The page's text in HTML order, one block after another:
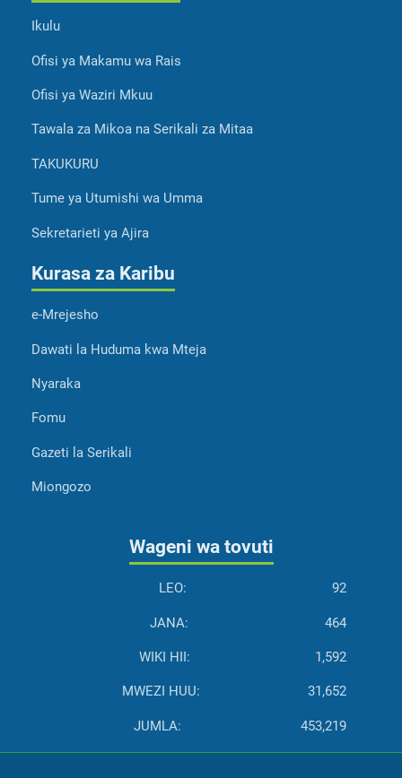
Ikulu
Ofisi ya Makamu wa Rais
Ofisi ya Waziri Mkuu
Tawala za Mikoa na Serikali za Mitaa
TAKUKURU
Tume ya Utumishi wa Umma
Sekretarieti ya Ajira
Kurasa za Karibu
e-Mrejesho
Dawati la Huduma kwa Mteja
Nyaraka
Fomu
Gazeti la Serikali
Miongozo
Wageni wa tovuti
LEO: 92
JANA: 464
WIKI HII: 1,592
MWEZI HUU: 31,652
JUMLA: 453,219